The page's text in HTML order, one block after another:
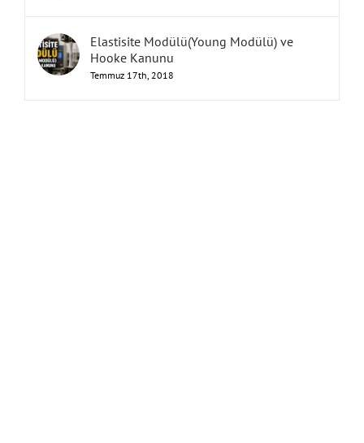
Elastisite Modülü(Young Modülü) ve
Hooke Kanunu
Temmuz 17th, 2018